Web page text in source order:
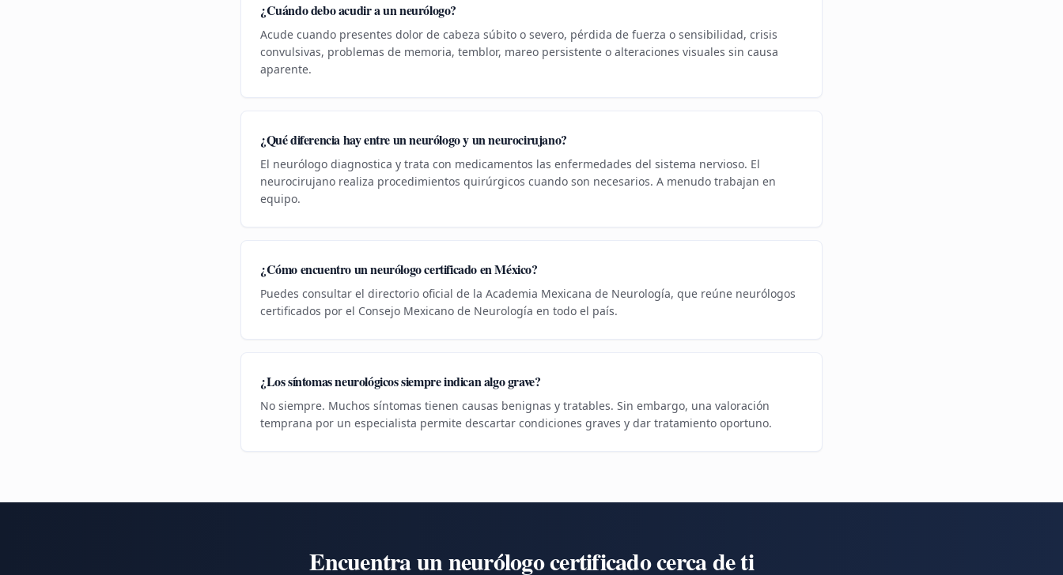
¿Cuándo debo acudir a un neurólogo?
Acude cuando presentes dolor de cabeza súbito o severo, pérdida de fuerza o sensibilidad, crisis
convulsivas, problemas de memoria, temblor, mareo persistente o alteraciones visuales sin causa
aparente.
¿Qué diferencia hay entre un neurólogo y un neurocirujano?
El neurólogo diagnostica y trata con medicamentos las enfermedades del sistema nervioso. El
neurocirujano realiza procedimientos quirúrgicos cuando son necesarios. A menudo trabajan en
equipo.
¿Cómo encuentro un neurólogo certificado en México?
Puedes consultar el directorio oficial de la Academia Mexicana de Neurología, que reúne neurólogos
certificados por el Consejo Mexicano de Neurología en todo el país.
¿Los síntomas neurológicos siempre indican algo grave?
No siempre. Muchos síntomas tienen causas benignas y tratables. Sin embargo, una valoración
temprana por un especialista permite descartar condiciones graves y dar tratamiento oportuno.
Encuentra un neurólogo certificado cerca de ti